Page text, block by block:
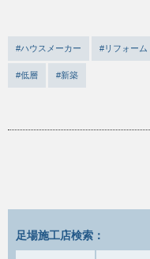
#ハウスメーカー #リフォーム
#低層 #新築
足場施工店検索：